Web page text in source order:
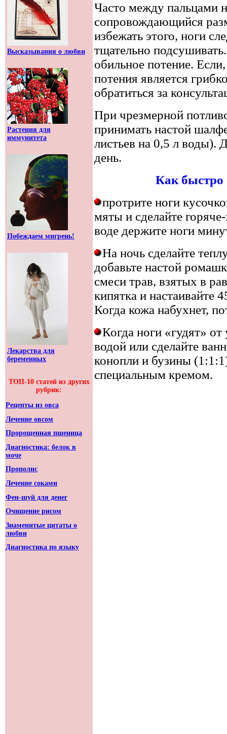
Высказывания о любви
Растения для
иммунитета
Побеждаем мигрень!
Лекарства для
беременных
ТОП-10 статей из других
рубрик:
Рецепты из овса
Лечение овсом
Пророщенная пшеница
Диагностика: белок в
моче
Прополис
Лечение соками
Фен-шуй для денег
Очищение рисом
Знаменитые цитаты о
любви
Диагностика по языку
Часто между пальцами
сопровождающийся
избежать этого, ноги
тщательно
обильное потение.
потения является
обратиться за
При чрезмерной
принимать настой
листьев на 0,5 л воды).
день.
Как быстро
протрите ноги
мяты и сделайте
воде держите ноги
На ночь сделайте
добавьте настой
смеси трав, взятых в
кипятка и настаивайте
Когда кожа набухнет,
Когда ноги «гудят»
водой или сделайте
конопли и бузины
специальным кремом.